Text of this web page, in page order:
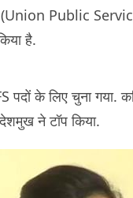
(Union Public
है.
पदों के लिए चुना गया.
ने टॉप किया.